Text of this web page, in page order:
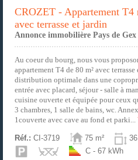
CROZET - Appartement T4
avec terrasse et jardin
Annonce immobilière Pays de Gex
Au coeur du bourg, nous vous
appartement T4 de 80 m² avec
distribution optimale dans une
entrée avec placard, séjour - salle à
cuisine ouverte et équipée pour ceux
3 chambres, 1 salle de bains, wc.
1couverte avec cave au fond et parki...
Réf.: CI-3719 75 m²
C - 67 kWh